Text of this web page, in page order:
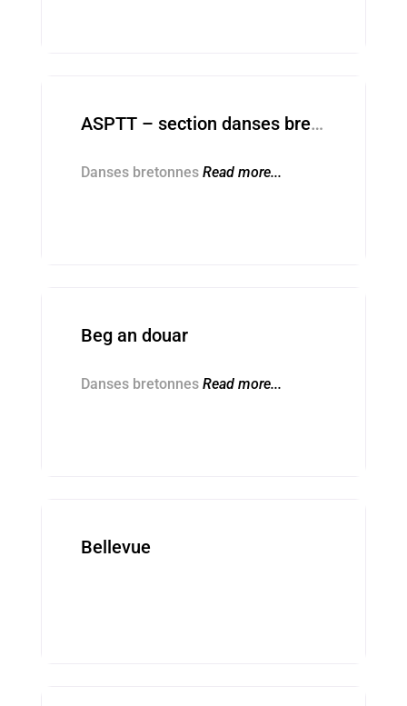
ASPTT – section danses bretonnes
Danses bretonnesRead more...
Beg an douar
Danses bretonnesRead more...
Bellevue